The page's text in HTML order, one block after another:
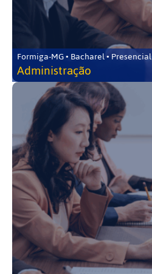
Formiga-MG • Bacharel • Presencial
Administração